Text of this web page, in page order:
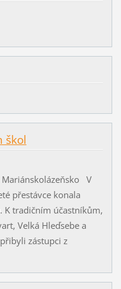
škol
V
přestávce konala
K tradičním účastníkům,
Velká Hleďsebe a
zástupci z